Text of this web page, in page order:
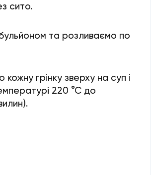
сито.
та розливаємо по
грінку зверху на суп і
220 °С до